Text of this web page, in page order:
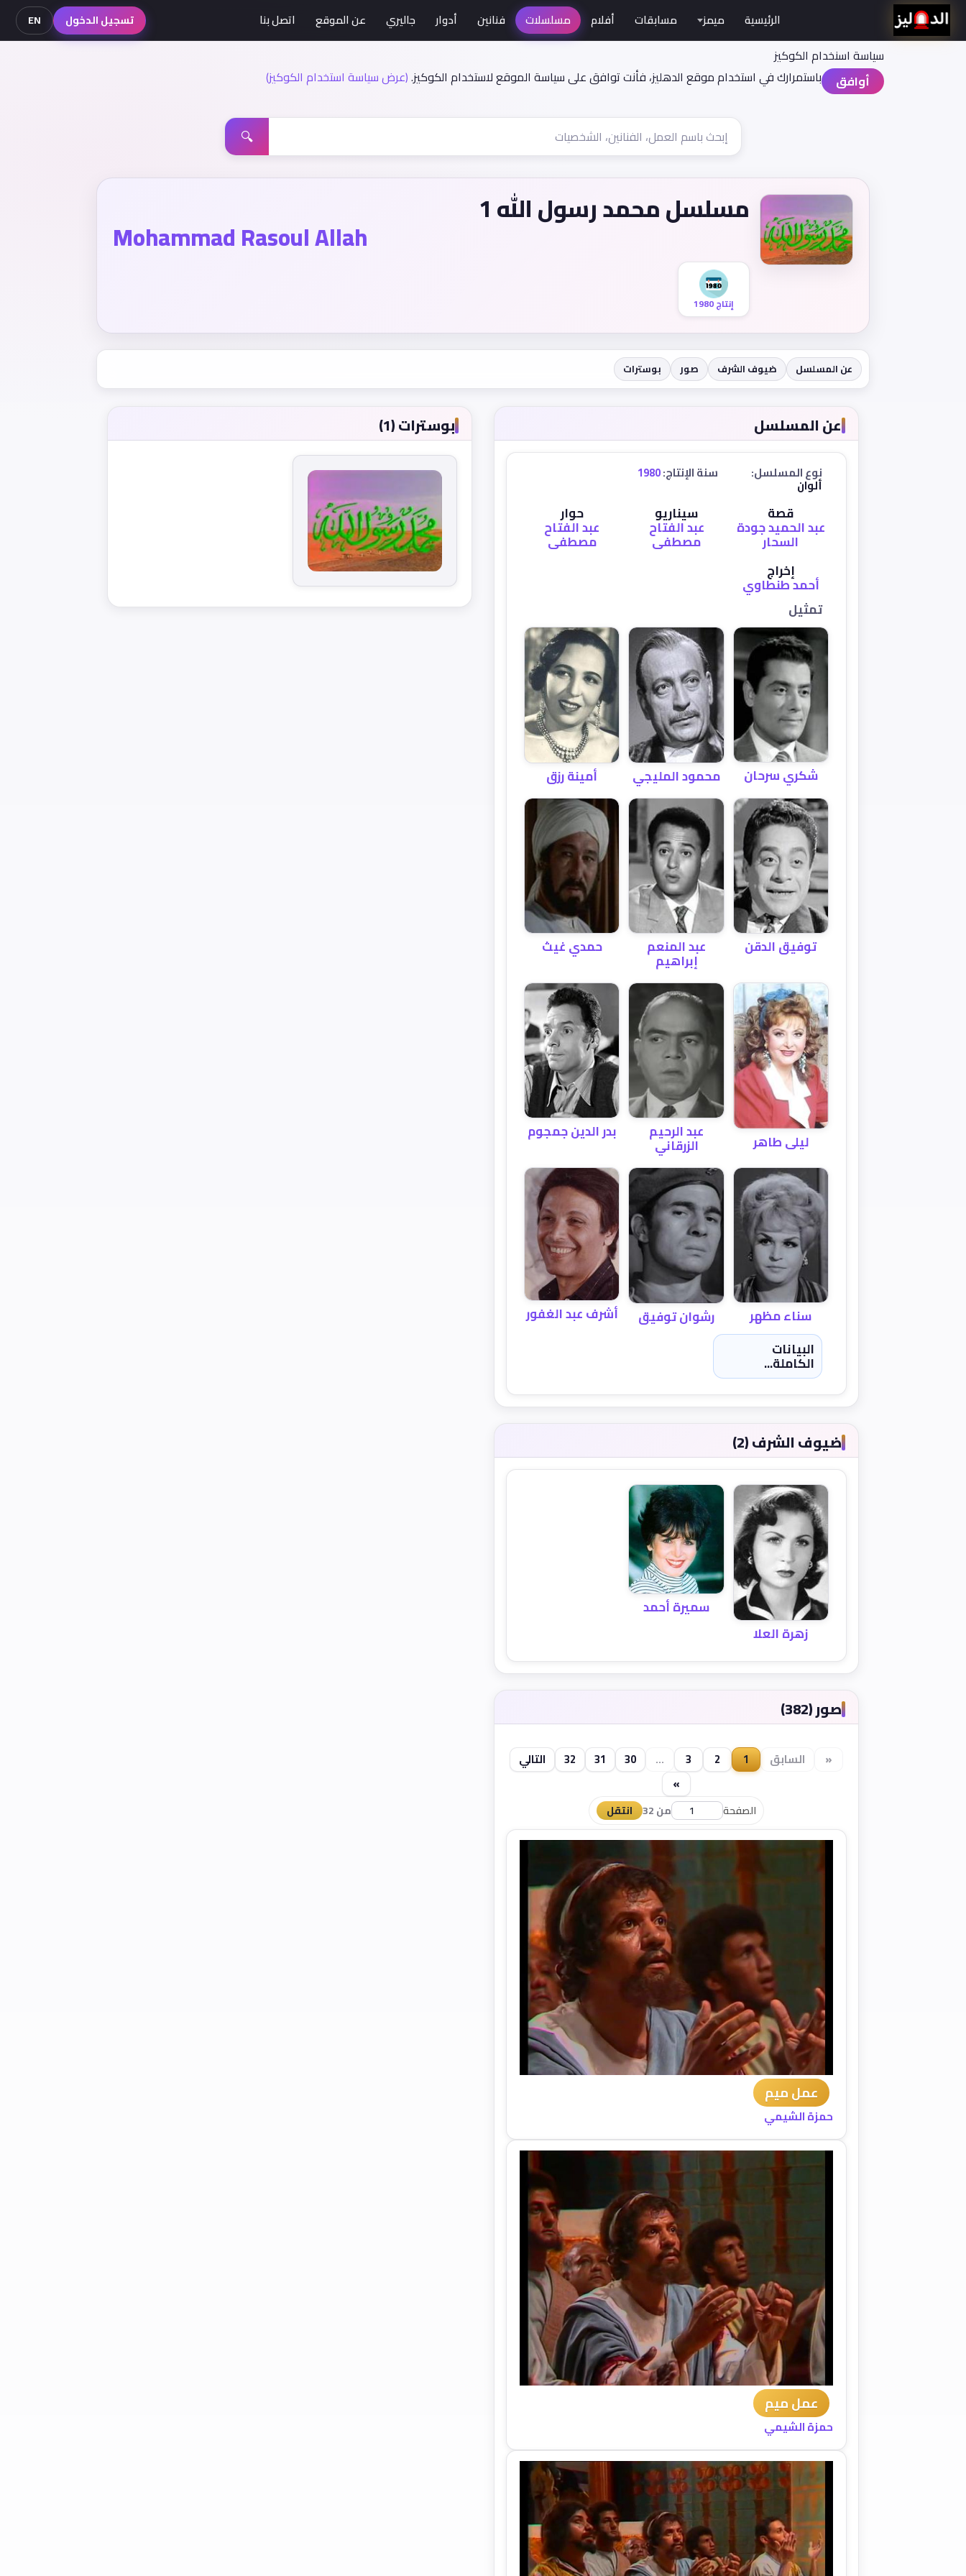
سياسة اسنخدام الكوكيز
أوافق
باستمرارك في استخدام موقع الدهليز، فأنت توافق على سياسة الموقع لاستخدام الكوكيز.(عرض سياسة استخدام الكوكيز)
الرئيسية ميمز مسابقات أفلام مسلسلات فنانين أدوار جاليري عن الموقع اتصل بنا تسجيل الدخول EN
🔍
مسلسل محمد رسول الله 1
Mohammad Rasoul Allah
إنتاج 1980
عن المسلسل ضيوف الشرف صور بوسترات
عن المسلسل
نوع المسلسل:
ألوان
سنة الإنتاج:1980
قصة
عبد الحميد جودة
السحار
سيناريو
عبد الفتاح
مصطفى
حوار
عبد الفتاح
مصطفى
إخراج
أحمد طنطاوي
تمثيل
شكري سرحان محمود المليجي أمينة رزق
توفيق الدقن عبد المنعم
إبراهيم
حمدي غيث
ليلى طاهر عبد الرحيم
الزرقاني
بدر الدين جمجوم
سناء مظهر رشوان توفيق
أشرف عبد الغفور
البيانات
الكاملة...
ضيوف الشرف (2)
زهرة العلا
سميرة أحمد
صور (382)
« السابق 1
2
3
...
30
31
32
التالي
»
الصفحة من 32 انتقل
عمل ميم
حمزة الشيمي
عمل ميم
حمزة الشيمي
بوسترات (1)